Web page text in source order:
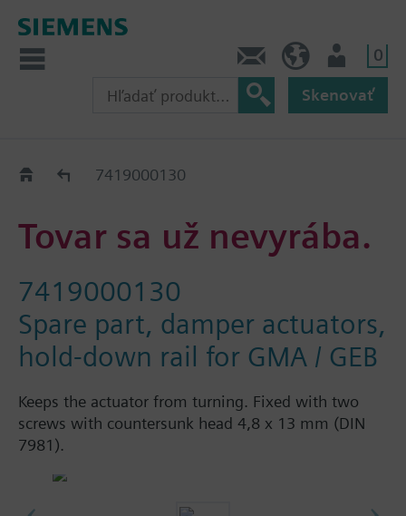
0
Skenovať
Old2New7419000130
Tovar sa už nevyrába.
7419000130
Spare part, damper actuators,
hold-down rail for GMA / GEB
Keeps the actuator from turning. Fixed with two
screws with countersunk head 4,8 x 13 mm (DIN
7981).